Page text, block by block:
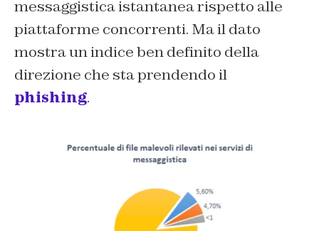
messaggistica istantanea rispetto alle
piattaforme concorrenti. Ma il dato
mostra un indice ben definito della
direzione che sta prendendo il
phishing.